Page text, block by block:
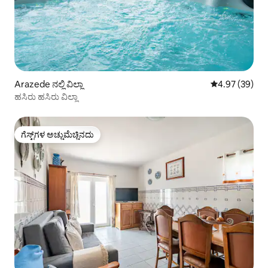
Arazede ನಲ್ಲಿ ವಿಲ್ಲಾ 5 ರಲ್ಲಿ 4.97
4.97 (39)
ಹಸಿರು ಹಸಿರು ವಿಲ್ಲಾ
ಗೆಸ್ಟ್‌ಗಳ ಅಚ್ಚುಮೆಚ್ಚಿನದು
ಗೆಸ್ಟ್‌ಗಳ ಅಚ್ಚುಮೆಚ್ಚಿನದು